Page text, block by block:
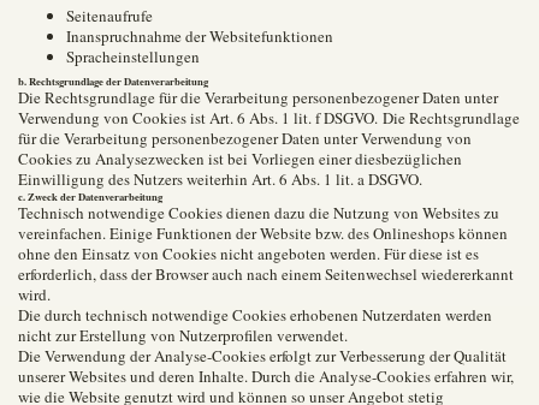
Seitenaufrufe
Inanspruchnahme der Websitefunktionen
Spracheinstellungen
b. Rechtsgrundlage der Datenverarbeitung
Die Rechtsgrundlage für die Verarbeitung personenbezogener Daten unter
Verwendung von Cookies ist Art. 6 Abs. 1 lit. f DSGVO. Die Rechtsgrundlage
für die Verarbeitung personenbezogener Daten unter Verwendung von
Cookies zu Analysezwecken ist bei Vorliegen einer diesbezüglichen
Einwilligung des Nutzers weiterhin Art. 6 Abs. 1 lit. a DSGVO.
c. Zweck der Datenverarbeitung
Technisch notwendige Cookies dienen dazu die Nutzung von Websites zu
vereinfachen. Einige Funktionen der Website bzw. des Onlineshops können
ohne den Einsatz von Cookies nicht angeboten werden. Für diese ist es
erforderlich, dass der Browser auch nach einem Seitenwechsel wiedererkannt
wird.
Die durch technisch notwendige Cookies erhobenen Nutzerdaten werden
nicht zur Erstellung von Nutzerprofilen verwendet.
Die Verwendung der Analyse-Cookies erfolgt zur Verbesserung der Qualität
unserer Websites und deren Inhalte. Durch die Analyse-Cookies erfahren wir,
wie die Website genutzt wird und können so unser Angebot stetig